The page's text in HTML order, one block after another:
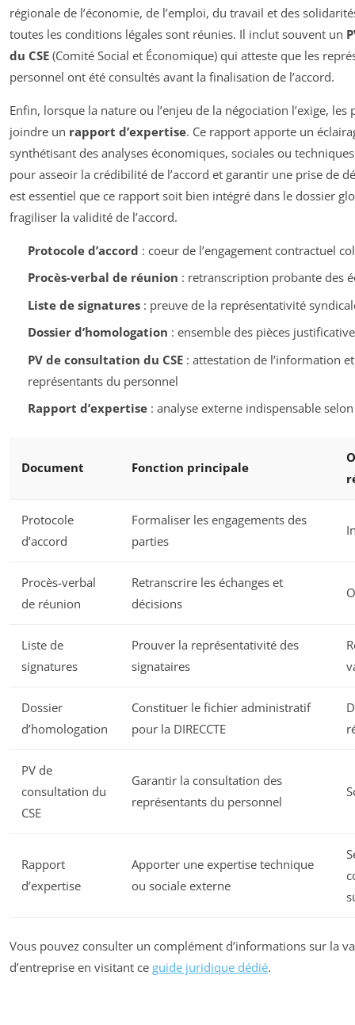
régionale de l’économie, de l’emploi, du travail et des
toutes les conditions légales sont réunies. Il inclut souvent un
du CSE (Comité Social et Économique) qui atteste que les
personnel ont été consultés avant la finalisation de l’accord.
Enfin, lorsque la nature ou l’enjeu de la négociation l’exige, les
joindre un rapport d’expertise. Ce rapport apporte un
synthétisant des analyses économiques, sociales ou
pour asseoir la crédibilité de l’accord et garantir une prise de
est essentiel que ce rapport soit bien intégré dans le dossier
fragiliser la validité de l’accord.
Protocole d’accord : coeur de l’engagement contractuel
Procès-verbal de réunion : retranscription probante des
Liste de signatures: preuve de la représentativité
Dossier d’homologation : ensemble des pièces
PV de consultation du CSE: attestation de l’information
représentants du personnel
Rapport d’expertise: analyse externe indispensable selon
Document Fonction principale
Protocole
d’accord
Formaliser les engagements des
parties
Procès-verbal
de réunion
Retranscrire les échanges et
décisions
Liste de
signatures
Prouver la représentativité des
signataires
Dossier
d’homologation
Constituer le fichier administratif
pour la DIRECCTE
PV de
consultation du
CSE
Garantir la consultation des
représentants du personnel
Rapport
d’expertise
Apporter une expertise technique
ou sociale externe
Vous pouvez consulter un complément d’informations sur la
d’entreprise en visitant ce guide juridique dédié.